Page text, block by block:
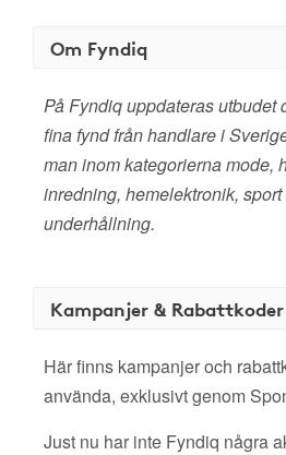
Om Fyndiq
På Fyndiq uppdateras utbudet
fina fynd från handlare i
man inom kategorierna mode,
inredning, hemelektronik,
underhållning.
Kampanjer & Rabattkoder
Här finns kampanjer och
använda, exklusivt genom
Just nu har inte Fyndiq några